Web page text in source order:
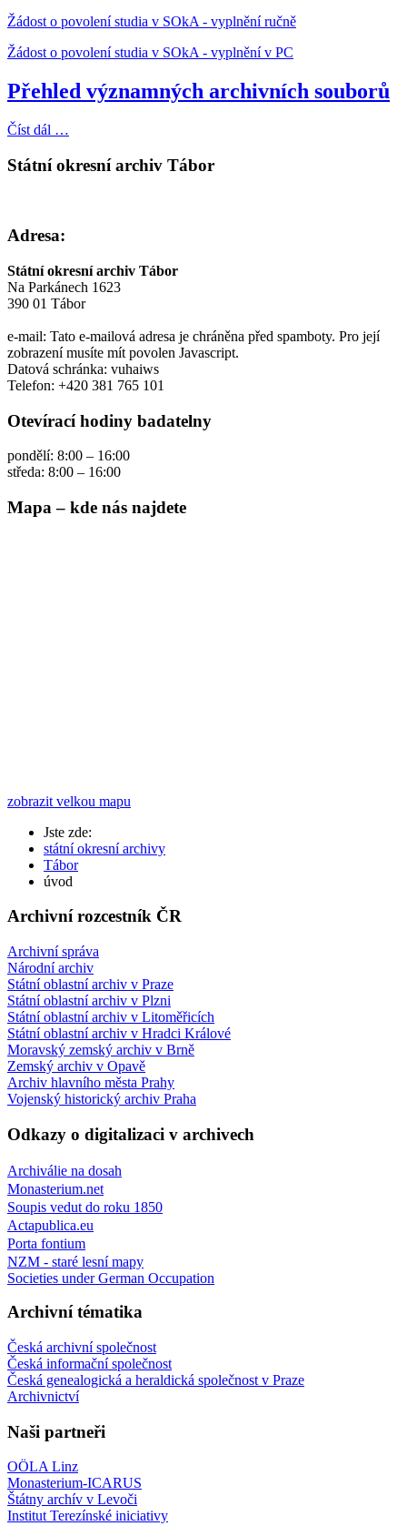
Žádost o povolení studia v SOkA - vyplnění ručně
Žádost o povolení studia v SOkA - vyplnění v PC
Přehled významných archivních souborů
Číst dál …
Státní okresní archiv Tábor
Adresa:
Státní okresní archiv Tábor
Na Parkánech 1623
390 01 Tábor
e-mail: Tato e-mailová adresa je chráněna před spamboty. Pro její
zobrazení musíte mít povolen Javascript.
Datová schránka: vuhaiws
Telefon: +420 381 765 101
Otevírací hodiny badatelny
pondělí: 8:00 – 16:00
středa: 8:00 – 16:00
Mapa – kde nás najdete
zobrazit velkou mapu
Jste zde:
státní okresní archivy
Tábor
úvod
Archivní rozcestník ČR
Archivní správa
Národní archiv
Státní oblastní archiv v Praze
Státní oblastní archiv v Plzni
Státní oblastní archiv v Litoměřicích
Státní oblastní archiv v Hradci Králové
Moravský zemský archiv v Brně
Zemský archiv v Opavě
Archiv hlavního města Prahy
Vojenský historický archiv Praha
Odkazy o digitalizaci v archivech
Archiválie na dosah
Monasterium.net
Soupis vedut do roku 1850
Actapublica.eu
Porta fontium
NZM - staré lesní mapy
Societies under German Occupation
Archivní tématika
Česká archivní společnost
Česká informační společnost
Česká genealogická a heraldická společnost v Praze
Archivnictví
Naši partneři
OÖLA Linz
Monasterium-ICARUS
Štátny archív v Levoči
Institut Terezínské iniciativy